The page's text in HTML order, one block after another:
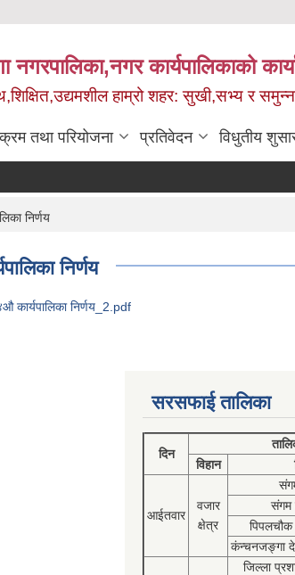
नगरपालिका,नगर कार्यपालिकाको
हाम्रो शहर: सुखी,सभ्य र
तथा परियोजना प्रतिवेदन विधुतीय
निर्णय
निर्णय
निर्णय_2.pdf
सरसफाई तालिका
दिन
विहान
आईतवार
वजार
क्षेत्र
संगम
पिपलचौक
कंन्चनजङ्गा
जिल्ला